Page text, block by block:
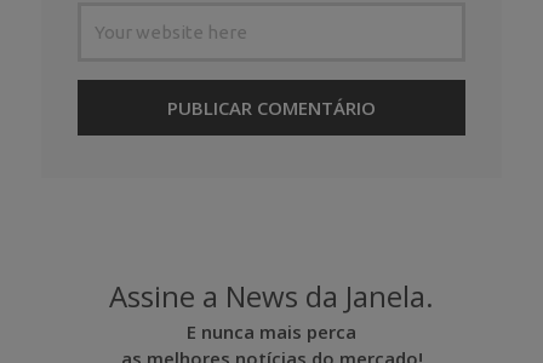
Assine a News da Janela.
E nunca mais perca
as melhores notícias do mercado!